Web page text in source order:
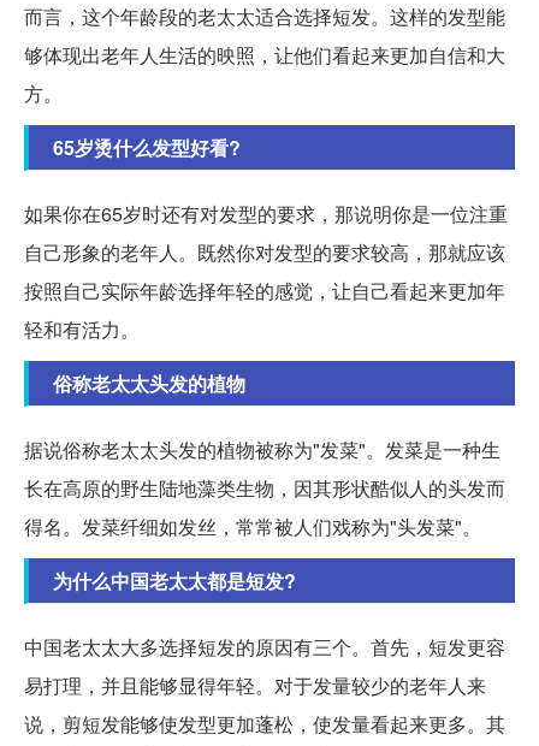
而言，这个年龄段的老太太适合选择短发。这样的发型能
够体现出老年人生活的映照，让他们看起来更加自信和大
方。
65岁烫什么发型好看?
如果你在65岁时还有对发型的要求，那说明你是一位注重
自己形象的老年人。既然你对发型的要求较高，那就应该
按照自己实际年龄选择年轻的感觉，让自己看起来更加年
轻和有活力。
俗称老太太头发的植物
据说俗称老太太头发的植物被称为"发菜"。发菜是一种生
长在高原的野生陆地藻类生物，因其形状酷似人的头发而
得名。发菜纤细如发丝，常常被人们戏称为"头发菜"。
为什么中国老太太都是短发?
中国老太太大多选择短发的原因有三个。首先，短发更容
易打理，并且能够显得年轻。对于发量较少的老年人来
说，剪短发能够使发型更加蓬松，使发量看起来更多。其